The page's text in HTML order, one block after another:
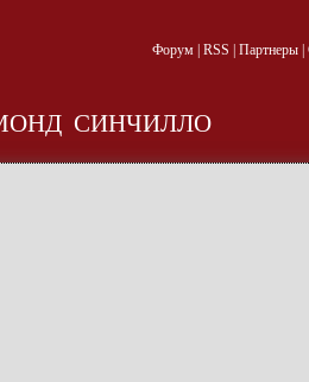
Форум| RSS Партнеры|
СИНЧИЛЛО